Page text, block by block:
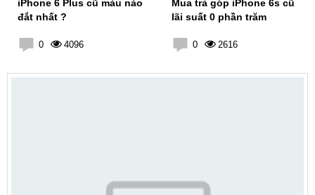
iPhone 6 Plus cũ màu nào
đắt nhất ?
0 4096
Mua trả góp iPhone 6s cũ
lãi suất 0 phần trăm
0 2616